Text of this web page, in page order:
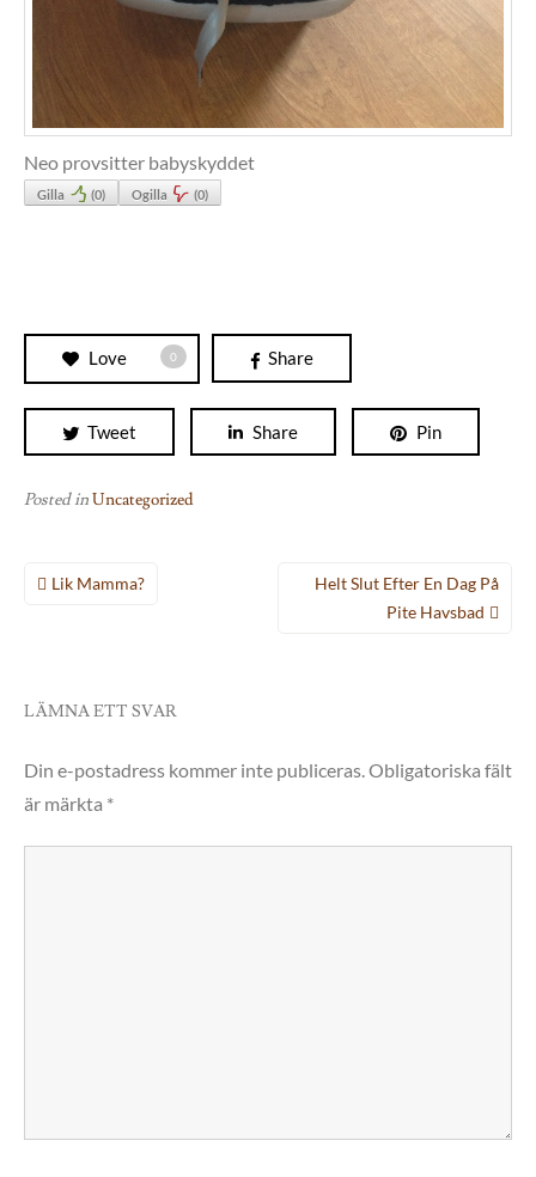
Neo provsitter babyskyddet
Gilla (0) Ogilla (0)
Love 0 Share
Tweet Share Pin
Posted inUncategorized
Inläggsnavigering
Lik Mamma?
Helt Slut Efter En Dag På
Pite Havsbad
LÄMNA ETT SVAR
Din e-postadress kommer inte publiceras.Obligatoriska fält
är märkta *